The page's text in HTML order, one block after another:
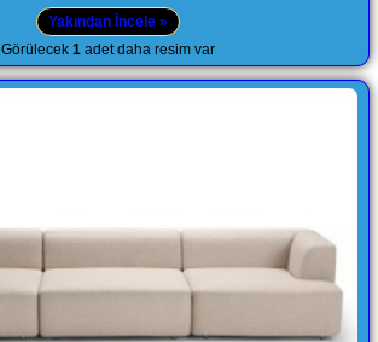
Yakından İncele »
Görülecek1 adet daha resim var